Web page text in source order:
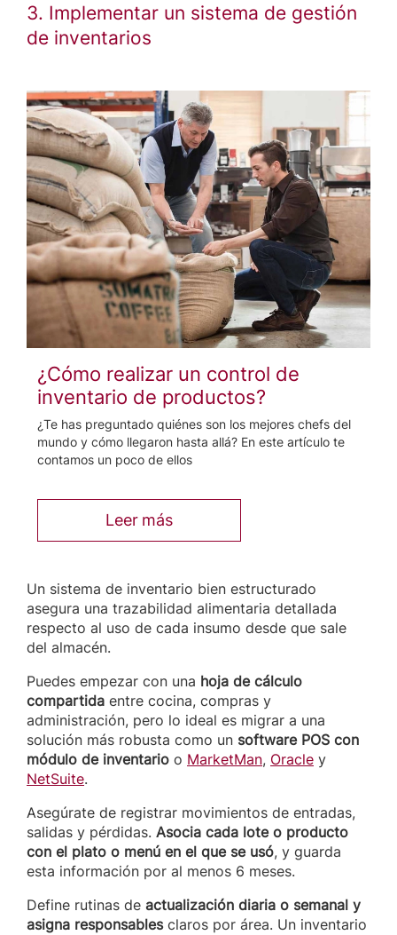
3. Implementar un sistema de gestión
de inventarios
¿Cómo realizar un control de
inventario de productos?
¿Te has preguntado quiénes son los mejores chefs del
mundo y cómo llegaron hasta allá? En este artículo te
contamos un poco de ellos
Leer más
Un sistema de inventario bien estructurado
asegura una trazabilidad alimentaria detallada
respecto al uso de cada insumo desde que sale
del almacén.
Puedes empezar con una hoja de cálculo
compartida entre cocina, compras y
administración, pero lo ideal es migrar a una
solución más robusta como un software POS con
módulo de inventario o MarketMan, Oracle y
NetSuite.
Asegúrate de registrar movimientos de entradas,
salidas y pérdidas. Asocia cada lote o producto
con el plato o menú en el que se usó, y guarda
esta información por al menos 6 meses.
Define rutinas de actualización diaria o semanal y
asigna responsablesclaros por área. Un inventario